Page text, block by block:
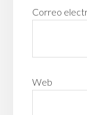
Correo
Web